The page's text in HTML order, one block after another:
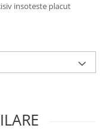
insoteste placut